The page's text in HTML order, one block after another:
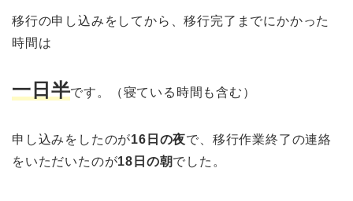
移行の申し込みをしてから、移行完了までにかかった
時間は
一日半です。（寝ている時間も含む）
申し込みをしたのが16日の夜で、移行作業終了の連絡
をいただいたのが18日の朝でした。